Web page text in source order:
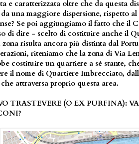
e caratterizzata oltre che da questa
una maggiore dispersione, rispetto
Se poi aggiungiamo il fatto che il
di dire - scelto di costituire anche il
zona risulta ancora più distinta dal
riteniamo che la zona di Via
costituire un quartiere a sé stante,
il nome di Quartiere Imbrecciato,
attraversa proprio questa area.
TRASTEVERE (O EX PURFINA):